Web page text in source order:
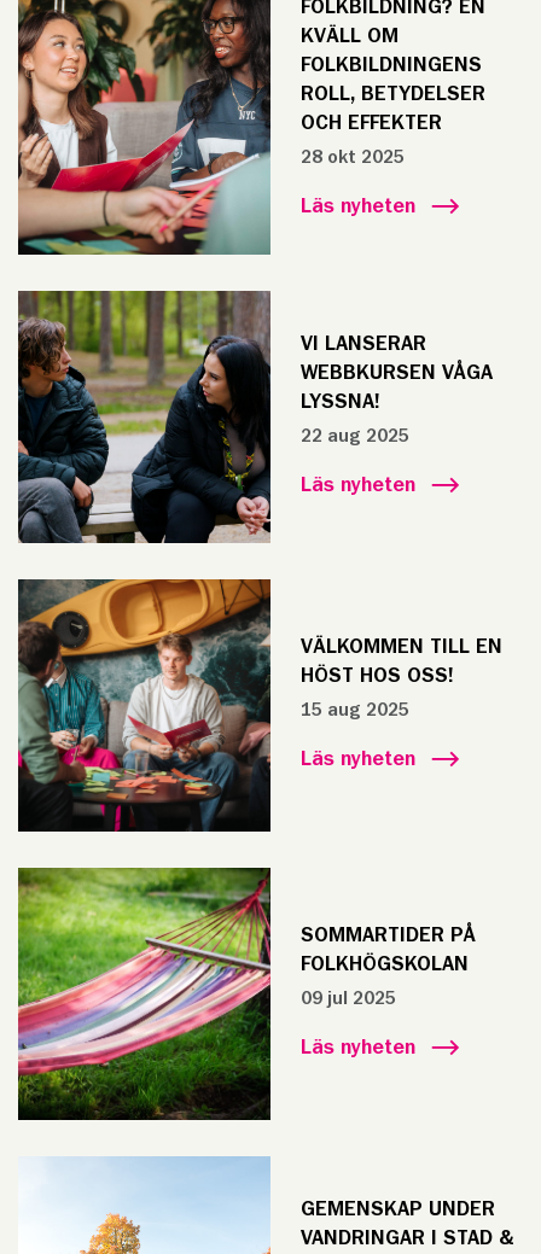
FOLKBILDNING? EN
KVÄLL OM
FOLKBILDNINGENS
ROLL, BETYDELSER
OCH EFFEKTER
28 okt 2025
Läs nyheten
VI LANSERAR
WEBBKURSEN VÅGA
LYSSNA!
22 aug 2025
Läs nyheten
VÄLKOMMEN TILL EN
HÖST HOS OSS!
15 aug 2025
Läs nyheten
SOMMARTIDER PÅ
FOLKHÖGSKOLAN
09 jul 2025
Läs nyheten
GEMENSKAP UNDER
VANDRINGAR I STAD &